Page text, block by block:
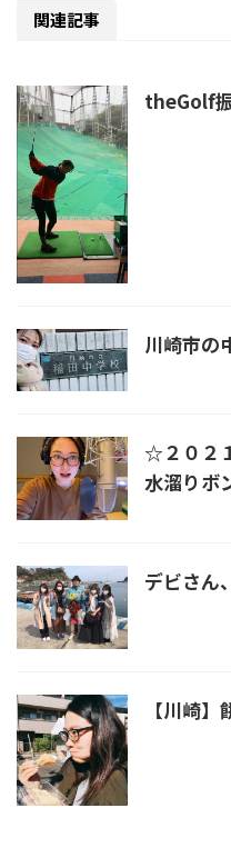
関連記事
theGolf
川崎市の
☆２０２
水溜りボ
デビさん
【川崎